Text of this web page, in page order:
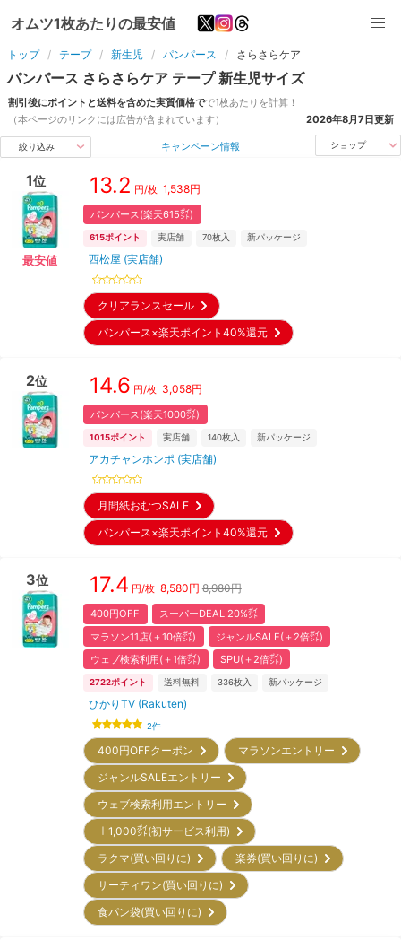
オムツ1枚あたりの最安値
トップ テープ 新生児 パンパース さらさらケア
パンパース さらさらケア テープ 新生児サイズ
割引後にポイントと送料を含めた実質価格でで1枚あたりを計算！
（本ページのリンクには広告が含まれています）
2026年8月7日更新
絞り込み キャンペーン情報 ショップ
1位
最安値
13.2 円/枚 1,538円
パンパース(楽天615㌽)
615ポイント 実店舗 70枚入 新パッケージ
西松屋 (実店舗)
クリアランスセール
パンパース×楽天ポイント40%還元
2位 14.6 円/枚 3,058円
パンパース(楽天1000㌽)
1015ポイント 実店舗 140枚入 新パッケージ
アカチャンホンポ (実店舗)
月間紙おむつSALE
パンパース×楽天ポイント40%還元
3位 17.4 円/枚 8,580円 8,980円
400円OFF
スーパーDEAL 20%㌽
マラソン11店(＋10倍㌽)
ジャンルSALE(＋2倍㌽)
ウェブ検索利用(＋1倍㌽)
SPU(＋2倍㌽)
2722ポイント 送料無料 336枚入 新パッケージ
ひかりTV (Rakuten)
2件
400円OFFクーポン
マラソンエントリー
ジャンルSALEエントリー
ウェブ検索利用エントリー
＋1,000㌽(初サービス利用)
ラクマ(買い回りに)
楽券(買い回りに)
サーティワン(買い回りに)
食パン袋(買い回りに)